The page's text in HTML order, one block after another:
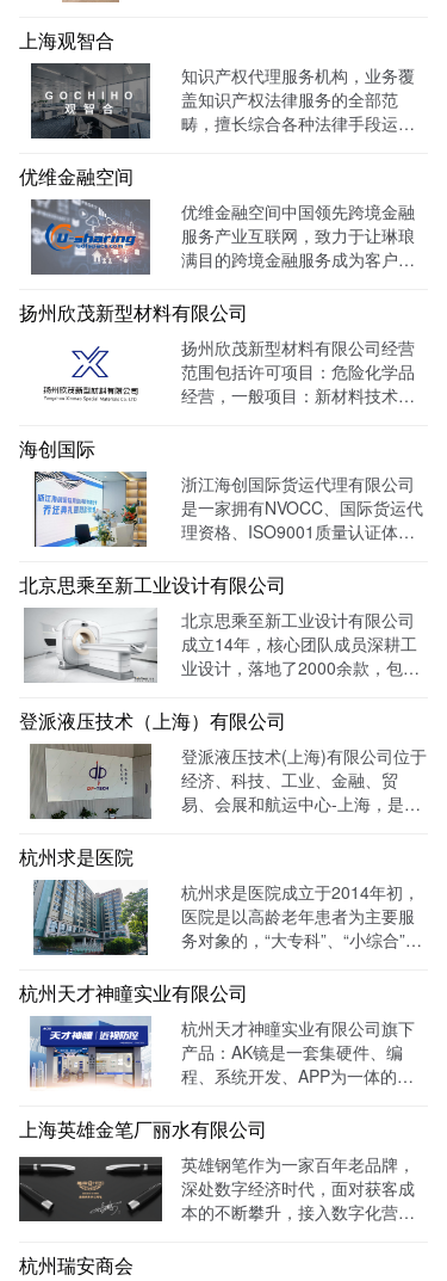
上海观智合
知识产权代理服务机构，业务覆
盖知识产权法律服务的全部范
畴，擅长综合各种法律手段运作
借高效的信息收集网络，和多样
化的保护手段，致力于服务专
利、商标、版权、保护及诉讼等
优维金融空间
优维金融空间中国领先跨境金融
服务产业互联网，致力于让琳琅
满目的跨境金融服务成为客户触
量达 139128W+
扬州欣茂新型材料有限公司
扬州欣茂新型材料有限公司经营
范围包括许可项目：危险化学品
经营，一般项目：新材料技术研
品展示的主要目的，目前全网曝
光量：992915次。
海创国际
浙江海创国际货运代理有限公司
是一家拥有NVOCC、国际货运代
理资格、ISO9001质量认证体系
公司。 官网上线一年多，全网曝
光量：226958次。
北京思乘至新工业设计有限公司
北京思乘至新工业设计有限公司
成立14年，核心团队成员深耕工
业设计，落地了2000余款，包括
功案例。选择LTD枢纽云搭建升
级数字化官网，提高品牌形象和
专业度。目前官网运行全网曝光
数已达到208W+
登派液压技术（上海）有限公司
登派液压技术(上海)有限公司位于
经济、科技、工业、金融、贸
易、会展和航运中心-上海，是一
网全网曝光数达779498次。
杭州求是医院
杭州求是医院成立于2014年初，
医院是以高龄老年患者为主要服
务对象的，“大专科”、“小综合”为
院已开通全国医保联网结算、省
市医保、省市老干部医保及市子
女统筹。通过LTD枢纽云系统升
级数字化品牌官网，患者可以通
过官网进行在线预约，在线咨询
杭州天才神瞳实业有限公司
杭州天才神瞳实业有限公司旗下
产品：AK镜是一套集硬件、编
程、系统开发、APP为一体的智
云系统做竞价投放，搭建符合产
品特性的落地页，使投放数据最
终都归集与系统后台同意进行管
理跟进，线索转化率进一步提
成！
上海英雄金笔厂丽水有限公司
英雄钢笔作为一家百年老品牌，
深处数字经济时代，面对获客成
本的不断攀升，接入数字化营销
杭州瑞安商会